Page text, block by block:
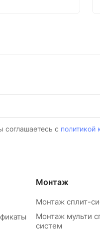
с политикой
Монтаж
Монтаж сплит-
Монтаж мульти
систем